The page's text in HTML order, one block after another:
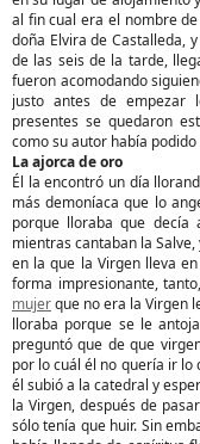
al fin cual era el nombre
doña Elvira de Castalleda,
de las seis de la tarde,
fueron acomodando
justo antes de empezar
presentes se quedaron
como su autor había
La ajorca de oro
Él la encontró un día
más demoníaca que lo
porque lloraba que decía
mientras cantaban la
en la que la Virgen lleva
forma impresionante,
mujerque no era la Virgen
lloraba porque se le
preguntó que de que
por lo cuál él no quería ir lo
él subió a la catedral y
la Virgen, después de
sólo tenía que huir. Sin